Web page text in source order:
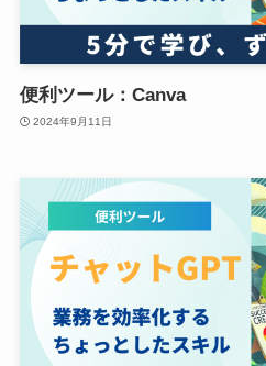
便利ツール：Canva
2024年9月11日